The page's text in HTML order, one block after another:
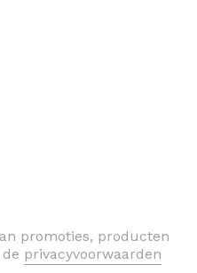
promoties, producten
privacyvoorwaarden